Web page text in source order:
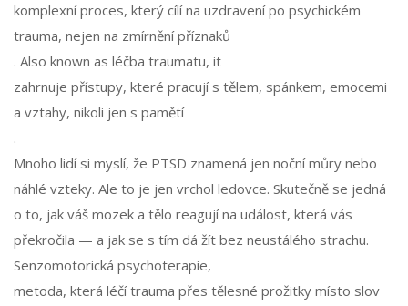
komplexní proces, který cílí na uzdravení po psychickém
trauma, nejen na zmírnění příznaků
. Also known as léčba traumatu, it
zahrnuje přístupy, které pracují s tělem, spánkem, emocemi
a vztahy, nikoli jen s pamětí
.
Mnoho lidí si myslí, že PTSD znamená jen noční můry nebo
náhlé vzteky. Ale to je jen vrchol ledovce. Skutečně se jedná
o to, jak váš mozek a tělo reagují na událost, která vás
překročila — a jak se s tím dá žít bez neustálého strachu.
Senzomotorická psychoterapie,
metoda, která léčí trauma přes tělesné prožitky místo slov